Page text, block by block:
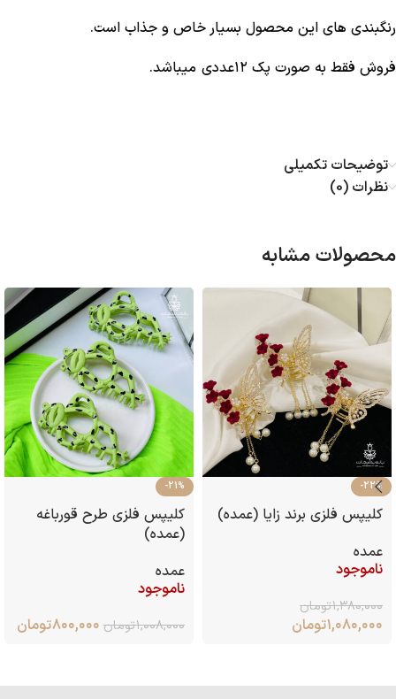
رنگبندی های این محصول بسیار خاص و جذاب است.
فروش فقط به صورت پک ۱۲عددی میباشد.
توضیحات تکمیلی
نظرات (0)
محصولات مشابه
-22%
کلیپس فلزی برند زایا (عمده)
عمده
ناموجود
۱,۳۸۰,۰۰۰تومان
۱,۰۸۰,۰۰۰تومان
-21%
کلیپس فلزی طرح قورباغه
(عمده)
عمده
ناموجود
۱,۰۰۸,۰۰۰تومان ۸۰۰,۰۰۰تومان